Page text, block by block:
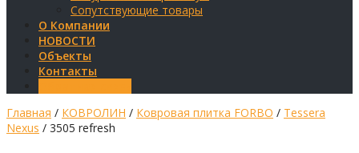
Сопутствующие товары
О Компании
НОВОСТИ
Объекты
Контакты
Главная / КОВРОЛИН / Ковровая плитка FORBO / Tessera
Nexus / 3505 refresh